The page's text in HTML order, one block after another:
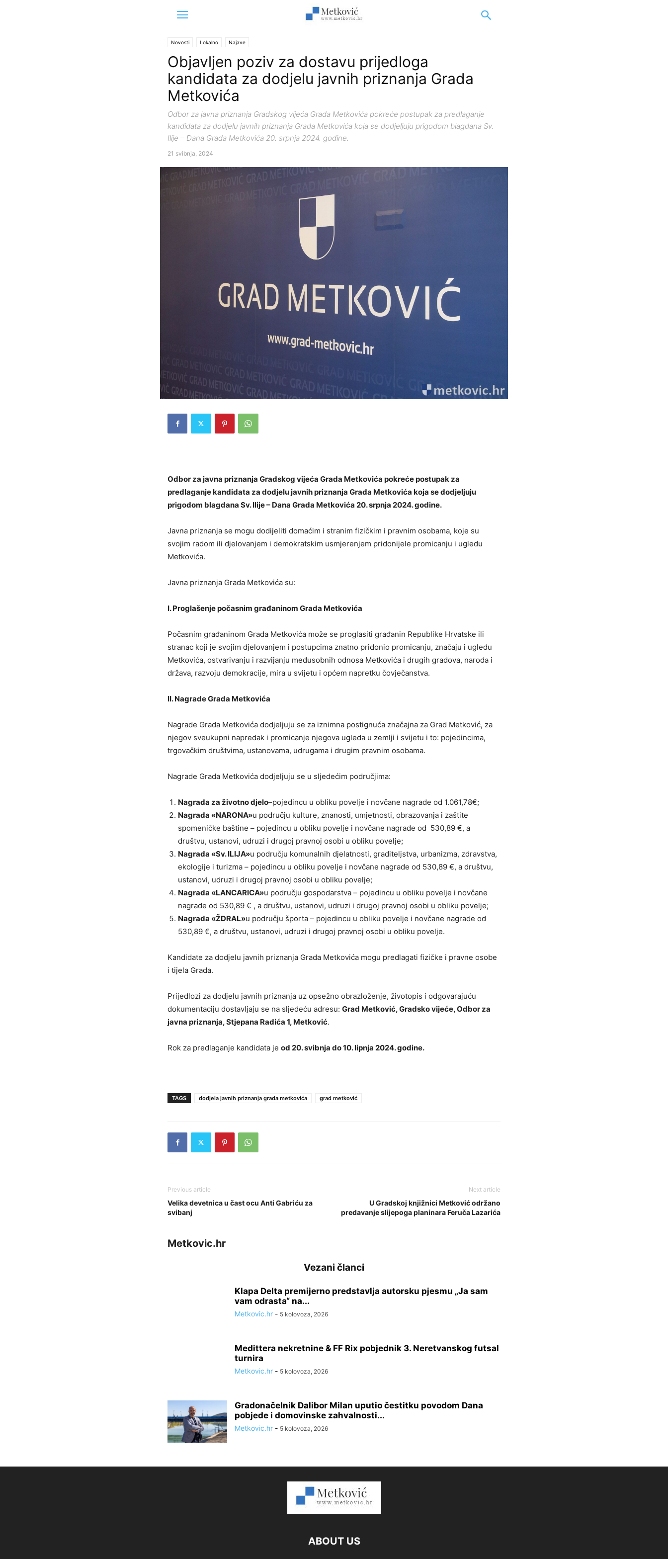
Novosti Lokalno Najave
Objavljen poziv za dostavu prijedloga
kandidata za dodjelu javnih priznanja Grada
Metkovića
Odbor za javna priznanja Gradskog vijeća Grada Metkovića pokreće postupak za predlaganje
kandidata za dodjelu javnih priznanja Grada Metkovića koja se dodjeljuju prigodom blagdana Sv.
Ilije – Dana Grada Metkovića 20. srpnja 2024. godine.
21 svibnja, 2024
Odbor za javna priznanja Gradskog vijeća Grada Metkovića pokreće postupak za
predlaganje kandidata za dodjelu javnih priznanja Grada Metkovića koja se dodjeljuju
prigodom blagdana Sv. Ilije – Dana Grada Metkovića 20. srpnja 2024. godine.
Javna priznanja se mogu dodijeliti domaćim i stranim fizičkim i pravnim osobama, koje su
svojim radom ili djelovanjem i demokratskim usmjerenjem pridonijele promicanju i ugledu
Metkovića.
Javna priznanja Grada Metkovića su:
I. Proglašenje počasnim građaninom Grada Metkovića
Počasnim građaninom Grada Metkovića može se proglasiti građanin Republike Hrvatske ili
stranac koji je svojim djelovanjem i postupcima znatno pridonio promicanju, značaju i ugledu
Metkovića, ostvarivanju i razvijanju međusobnih odnosa Metkovića i drugih gradova, naroda i
država, razvoju demokracije, mira u svijetu i općem napretku čovječanstva.
II.Nagrade Grada Metkovića
Nagrade Grada Metkovića dodjeljuju se za iznimna postignuća značajna za Grad Metković, za
njegov sveukupni napredak i promicanje njegova ugleda u zemlji i svijetu i to: pojedincima,
trgovačkim društvima, ustanovama, udrugama i drugim pravnim osobama.
Nagrade Grada Metkovića dodjeljuju se u sljedećim područjima:
Nagrada za životno djelo–pojedincu u obliku povelje i novčane nagrade od 1.061,78€;
Nagrada «NARONA»u području kulture, znanosti, umjetnosti, obrazovanja i zaštite
spomeničke baštine – pojedincu u obliku povelje i novčane nagrade od 530,89 €, a
društvu, ustanovi, udruzi i drugoj pravnoj osobi u obliku povelje;
Nagrada «Sv. ILIJA»u području komunalnih djelatnosti, graditeljstva, urbanizma, zdravstva,
ekologije i turizma – pojedincu u obliku povelje i novčane nagrade od 530,89 €, a društvu,
ustanovi, udruzi i drugoj pravnoj osobi u obliku povelje;
Nagrada «LANCARICA»u području gospodarstva – pojedincu u obliku povelje i novčane
nagrade od 530,89 € , a društvu, ustanovi, udruzi i drugoj pravnoj osobi u obliku povelje;
Nagrada «ŽDRAL»u području športa – pojedincu u obliku povelje i novčane nagrade od
530,89 €, a društvu, ustanovi, udruzi i drugoj pravnoj osobi u obliku povelje.
Kandidate za dodjelu javnih priznanja Grada Metkovića mogu predlagati fizičke i pravne osobe
i tijela Grada.
Prijedlozi za dodjelu javnih priznanja uz opsežno obrazloženje, životopis i odgovarajuću
dokumentaciju dostavljaju se na sljedeću adresu: Grad Metković, Gradsko vijeće, Odbor za
javna priznanja, Stjepana Radića 1, Metković.
Rok za predlaganje kandidata je od 20. svibnja do 10. lipnja 2024. godine.
TAGS dodjela javnih priznanja grada metkovića grad metković
Previous article
Velika devetnica u čast ocu Anti Gabriću za
svibanj
Next article
U Gradskoj knjižnici Metković održano
predavanje slijepoga planinara Feruča Lazarića
Metkovic.hr
Vezani članci
Klapa Delta premijerno predstavlja autorsku pjesmu „Ja sam
vam odrasta“ na...
Metkovic.hr - 5 kolovoza, 2026
Medittera nekretnine & FF Rix pobjednik 3. Neretvanskog futsal
turnira
Metkovic.hr - 5 kolovoza, 2026
Gradonačelnik Dalibor Milan uputio čestitku povodom Dana
pobjede i domovinske zahvalnosti...
Metkovic.hr - 5 kolovoza, 2026
ABOUT US